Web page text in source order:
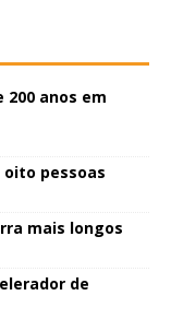
anos em
pessoas
mais longos
de